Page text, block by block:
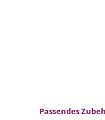
Produktgalerie
Passendes